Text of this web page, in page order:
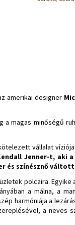
amerikai designer
magas minőségű
vállalat
Jenner-t, aki
és színésznő
polcaira.
a málna, a
harmóniája a
a